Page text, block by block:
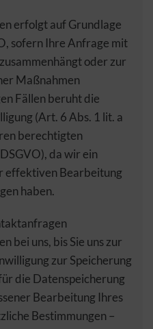
erfolgt auf Grundlage
sofern Ihre Anfrage mit
oder zur
Maßnahmen
Fällen beruht die
(Art. 6 Abs. 1 lit. a
berechtigten
da wir ein
effektiven Bearbeitung
haben.
bei uns, bis Sie uns zur
zur Speicherung
die Datenspeicherung
Bearbeitung Ihres
Bestimmungen –